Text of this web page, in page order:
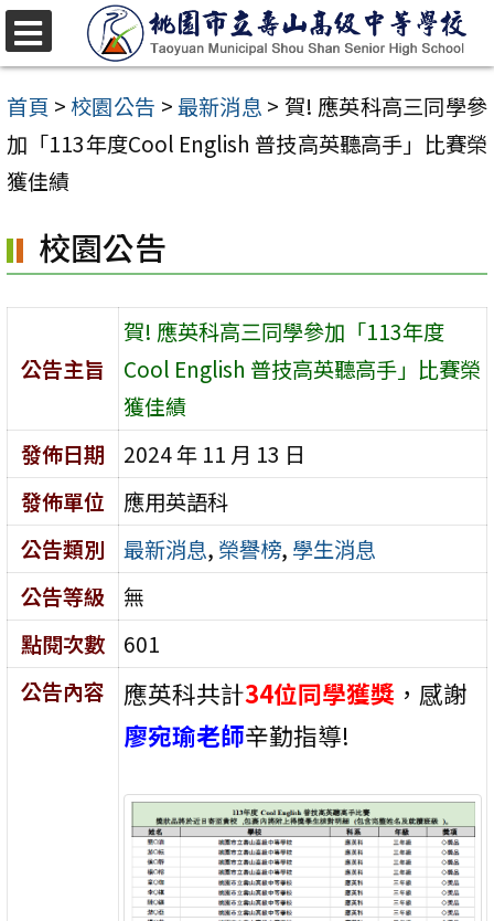
跳
至
主
要
內
區
首頁 >校園公告 >最新消息 > 賀! 應英科高三同學參
加「113年度Cool English 普技高英聽高手」比賽榮
獲佳績
校園公告
公告主旨
賀! 應英科高三同學參加「113年度
Cool English 普技高英聽高手」比賽榮
獲佳績
發佈日期
2024 年 11 月 13 日
發佈單位
應用英語科
公告類別
最新消息, 榮譽榜, 學生消息
公告等級
無
點閱次數
601
公告內容
應英科共計34位同學獲獎 ，感謝
廖宛瑜老師辛勤指導!
選
單